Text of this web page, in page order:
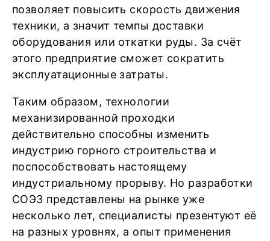
позволяет повысить скорость движения
техники, а значит темпы доставки
оборудования или откатки руды. За счёт
этого предприятие сможет сократить
эксплуатационные затраты.
Таким образом, технологии
механизированной проходки
действительно способны изменить
индустрию горного строительства и
поспособствовать настоящему
индустриальному прорыву. Но разработки
СОЭЗ представлены на рынке уже
несколько лет, специалисты презентуют её
на разных уровнях, а опыт применения